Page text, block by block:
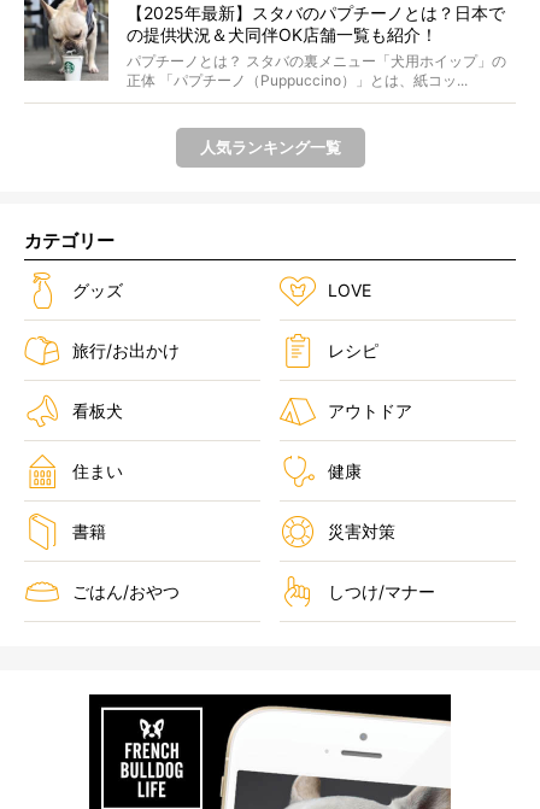
【2025年最新】スタバのパプチーノとは？日本で
の提供状況＆犬同伴OK店舗一覧も紹介！
パプチーノとは？ スタバの裏メニュー「犬用ホイップ」の
正体 「パプチーノ（Puppuccino）」とは、紙コッ...
人気ランキング一覧
カテゴリー
グッズ LOVE
旅行/お出かけ レシピ
看板犬 アウトドア
住まい 健康
書籍 災害対策
ごはん/おやつ しつけ/マナー